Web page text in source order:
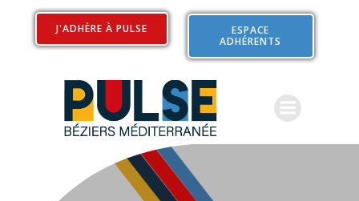
Aller
contenu
J'ADHÈRE À PULSE
ESPACE
ADHÉRENTS